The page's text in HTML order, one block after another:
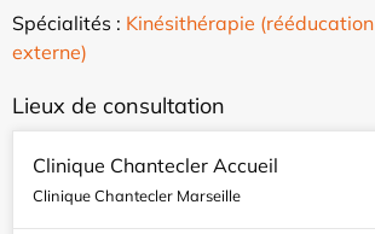
Spécialités : Kinésithérapie (rééducation
externe)
Lieux de consultation
Clinique Chantecler Accueil
Clinique Chantecler Marseille